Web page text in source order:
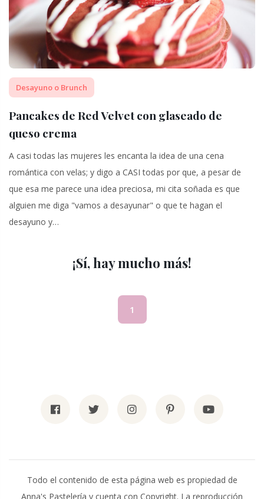
Desayuno o Brunch
Pancakes de Red Velvet con glaseado de
queso crema
A casi todas las mujeres les encanta la idea de una cena
romántica con velas; y digo a CASI todas por que, a pesar de
que esa me parece una idea preciosa, mi cita soñada es que
alguien me diga "vamos a desayunar" o que te hagan el
desayuno y…
¡Sí, hay mucho más!
1
Todo el contenido de esta página web es propiedad de
Anna's Pastelería y cuenta con Copyright. La reproducción